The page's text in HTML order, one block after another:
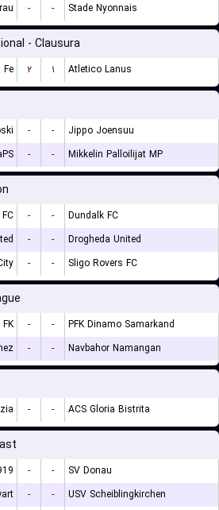
- - Stade Nyonnais
- Clausura
۲ ۱ Atletico Lanus
- -
Jippo Joensuu
- - Mikkelin Palloilijat MP
- -
Dundalk FC
- -
Drogheda United
- - Sligo Rovers FC
- -
PFK Dinamo Samarkand
- - Navbahor Namangan
- - ACS Gloria Bistrita
- -
SV Donau
- -
USV Scheiblingkirchen